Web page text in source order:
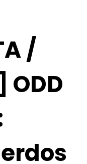
/
ODD